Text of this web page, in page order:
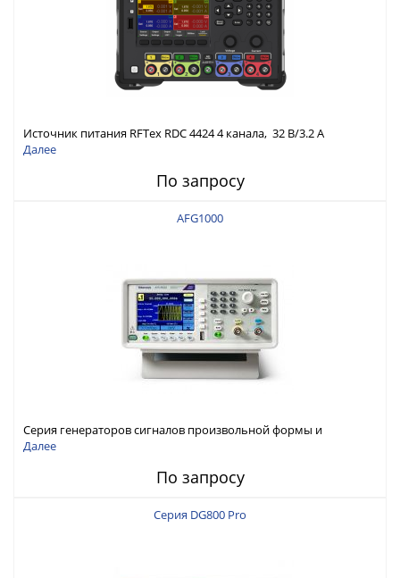
Источник питания RFTex RDC 4424 4 канала, 32 В/3.2 А
Далее
По запросу
AFG1000
Серия генераторов сигналов произвольной формы и
стандартных функций Tektronix AFG1000
Далее
По запросу
Серия DG800 Pro